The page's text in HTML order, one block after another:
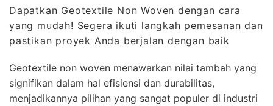
Dapatkan Geotextile Non Woven dengan cara
yang mudah! Segera ikuti langkah pemesanan dan
pastikan proyek Anda berjalan dengan baik
Geotextile non woven menawarkan nilai tambah yang
signifikan dalam hal efisiensi dan durabilitas,
menjadikannya pilihan yang sangat populer di industri